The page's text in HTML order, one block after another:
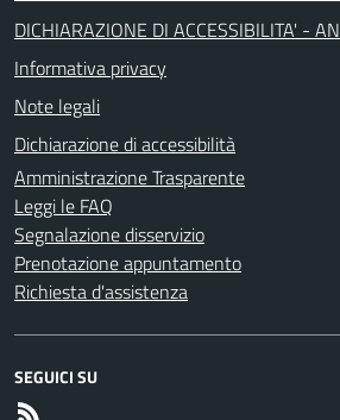
DICHIARAZIONE DI ACCESSIBILITA' -
Informativa privacy
Note legali
Dichiarazione di accessibilità
Amministrazione Trasparente
Leggi le FAQ
Segnalazione disservizio
Prenotazione appuntamento
Richiesta d'assistenza
SEGUICI SU